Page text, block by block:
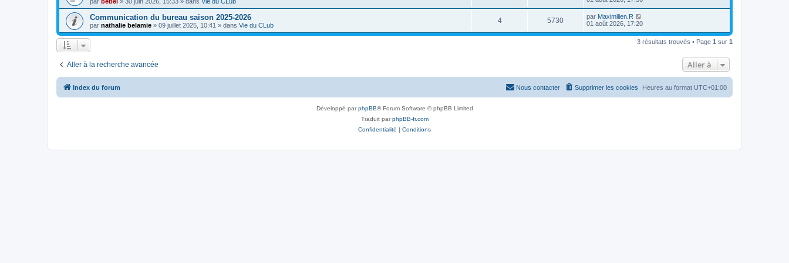
Communication du bureau saison 2025-2026
par nathalie belamie » 09 juillet 2025, 10:41 » dans Vie du CLub
4 5730 par Maximilien.R
01 août 2026, 17:20
3 résultats trouvés • Page 1 sur 1
Aller à la recherche avancée Aller à
Index du forum Heures au format UTC+01:00
Supprimer les cookies
Nous contacter
Développé parphpBB® Forum Software © phpBB Limited
Traduit parphpBB-fr.com
Confidentialité | Conditions